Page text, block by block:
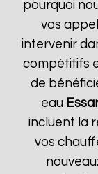
pourquoi
vos
intervenir
compétitifs
de
eau
incluent la
vos